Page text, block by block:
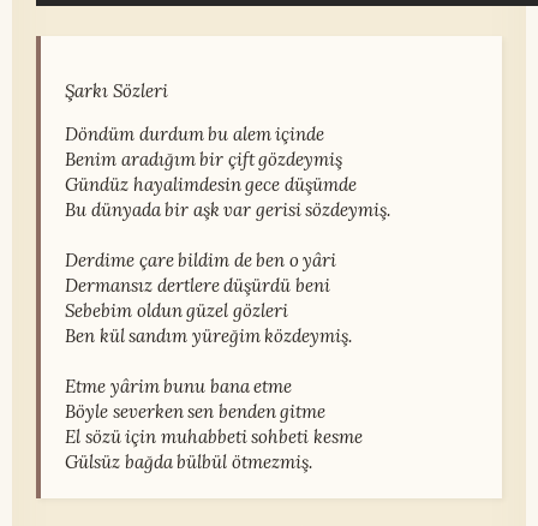
Şarkı Sözleri
Döndüm durdum bu alem içinde
Benim aradığım bir çift gözdeymiş
Gündüz hayalimdesin gece düşümde
Bu dünyada bir aşk var gerisi sözdeymiş.
Derdime çare bildim de ben o yâri
Dermansız dertlere düşürdü beni
Sebebim oldun güzel gözleri
Ben kül sandım yüreğim közdeymiş.
Etme yârim bunu bana etme
Böyle severken sen benden gitme
El sözü için muhabbeti sohbeti kesme
Gülsüz bağda bülbül ötmezmiş.